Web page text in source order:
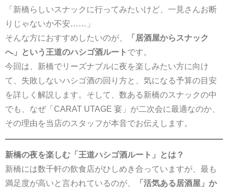
「新橋らしいスナックに行ってみたいけど、一見さんお断
りじゃないか不安……」
そんな方におすすめしたいのが、
「居酒屋からスナック
へ」という王道のハシゴ酒ルート です。
今回は、新橋でリーズナブルに夜を楽しみたい方に向け
て、失敗しないハシゴ酒の回り方と、気になる予算の目安
を詳しく解説します。そして、数ある新橋のスナックの中
でも、なぜ「CARAT UTAGE 宴」が二次会に最適なのか、
その理由を当店のスタッフが本音でお伝えします。
新橋の夜を楽しむ「王道ハシゴ酒ルート」とは？
新橋には数千軒の飲食店がひしめき合っていますが、最も
満足度が高いと言われているのが、
「活気ある居酒屋」か